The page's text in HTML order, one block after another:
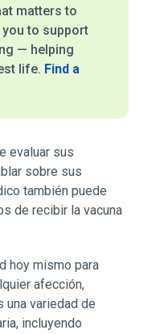
matters to
to support
— helping
life. Find a
evaluar sus
sobre sus
también puede
de recibir la vacuna
hoy mismo para
afección,
una variedad de
incluyendo